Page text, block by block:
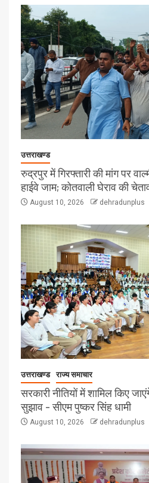
उत्तराखण्ड
रुद्रपुर में गिरफ्तारी की मांग पर
हाईवे जाम; कोतवाली घेराव की
August 10, 2026 dehradunplus
उत्तराखण्ड राज्य समाचार
सरकारी नीतियों में शामिल किए
सुझाव – सीएम पुष्कर सिंह धामी
August 10, 2026 dehradunplus